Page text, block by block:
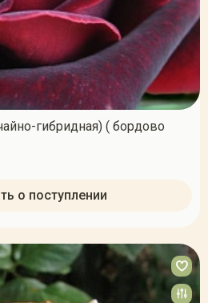
гибридная) ( бордово
о поступлении